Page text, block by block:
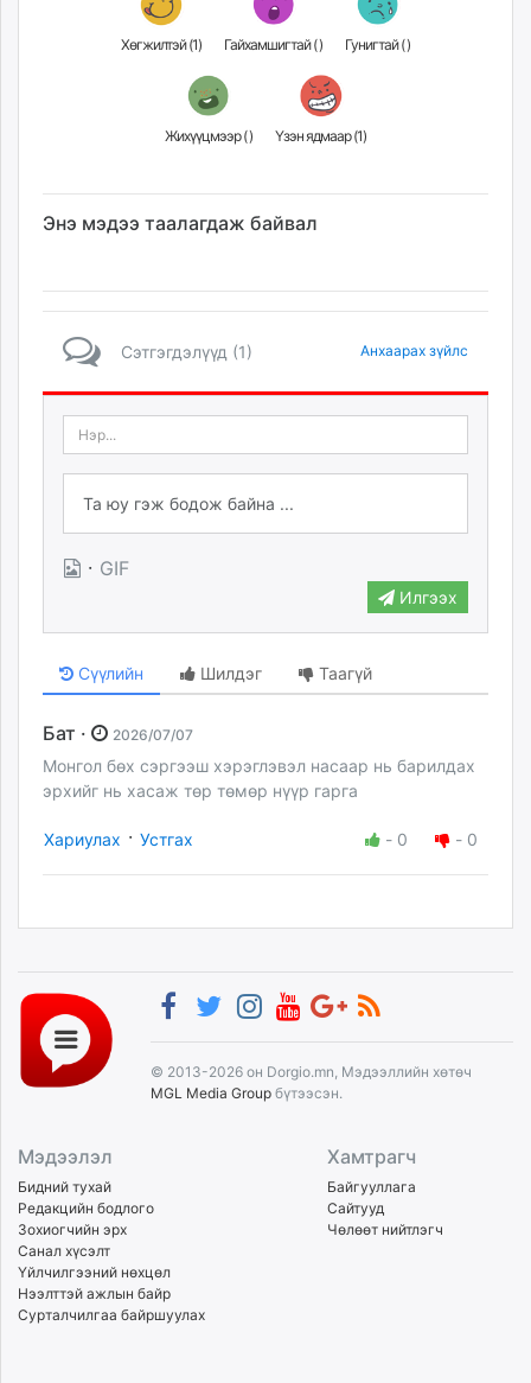
Хөгжилтэй (1) Гайхамшигтай () Гунигтай ()
Жихүүцмээр () Үзэн ядмаар (1)
Энэ мэдээ таалагдаж байвал
Сэтгэгдэлүүд (1) Анхаарах зүйлс
· GIF
Илгээх
Сүүлийн Шилдэг Таагүй
Бат · 2026/07/07
Монгол бөх сэргээш хэрэглэвэл насаар нь барилдах
эрхийг нь хасаж төр төмөр нүүр гарга
Хариулах · Устгах - 0 - 0
© 2013-2026 он Dorgio.mn, Мэдээллийн хөтөч
MGL Media Group бүтээсэн.
Мэдээлэл
Бидний тухай
Редакцийн бодлого
Зохиогчийн эрх
Санал хүсэлт
Үйлчилгээний нөхцөл
Нээлттэй ажлын байр
Сурталчилгаа байршуулах
Хамтрагч
Байгууллага
Сайтууд
Чөлөөт нийтлэгч